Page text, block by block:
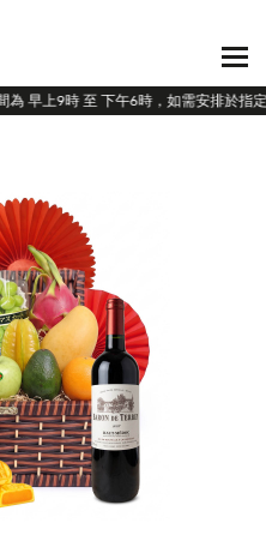
早上9時 至 下午6時，如需安排於指